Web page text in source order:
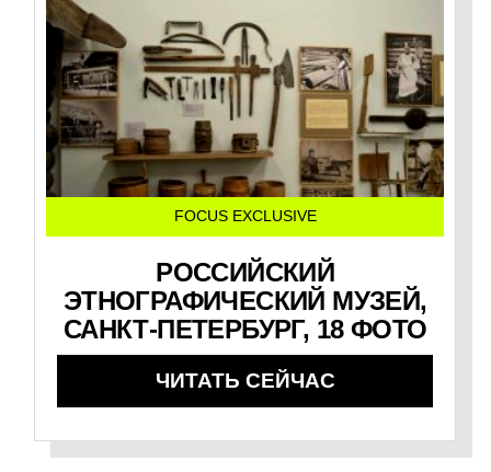
FOCUS EXCLUSIVE
РОССИЙСКИЙ
ЭТНОГРАФИЧЕСКИЙ МУЗЕЙ,
САНКТ-ПЕТЕРБУРГ, 18 ФОТО
ЧИТАТЬ СЕЙЧАС